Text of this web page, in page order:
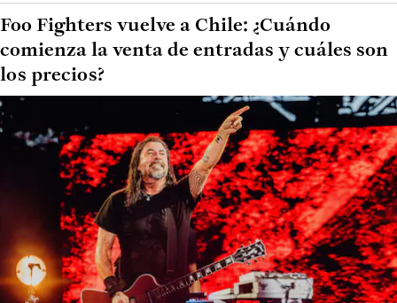
Foo Fighters vuelve a Chile: ¿Cuándo
comienza la venta de entradas y cuáles son
los precios?